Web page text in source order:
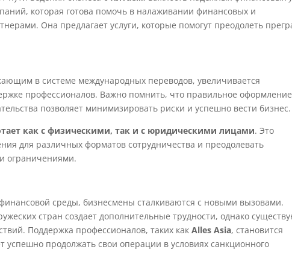
которая готова помочь в налаживании финансовых и
Она предлагает услуги, которые помогут преодолеть
в системе международных переводов, увеличивается
профессионалов. Важно помнить, что правильное оформление
позволяет минимизировать риски и успешно вести бизнес.
как с физическими, так и с юридическими лицами. Это
для различных форматов сотрудничества и преодолевать
ограничениями.
среды, бизнесмены сталкиваются с новыми вызовами.
стран создает дополнительные трудности, однако
Поддержка профессионалов, таких какAlles Asia, становится
успешно продолжать свои операции в условиях санкционного